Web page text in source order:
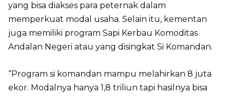
yang bisa diakses para peternak dalam
memperkuat modal usaha. Selain itu, kementan
juga memiliki program Sapi Kerbau Komoditas
Andalan Negeri atau yang disingkat Si Komandan.
“Program si komandan mampu melahirkan 8 juta
ekor. Modalnya hanya 1,8 triliun tapi hasilnya bisa